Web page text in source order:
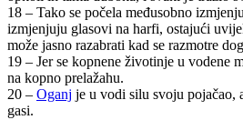
18 – Tako se počela međusobno
izmjenjuju glasovi na harfi, ostajući
može jasno razabrati kad se razmotre
19 – Jer se kopnene životinje u vodene
na kopno prelažahu.
20 – Oganj je u vodi silu svoju pojačao,
gasi.